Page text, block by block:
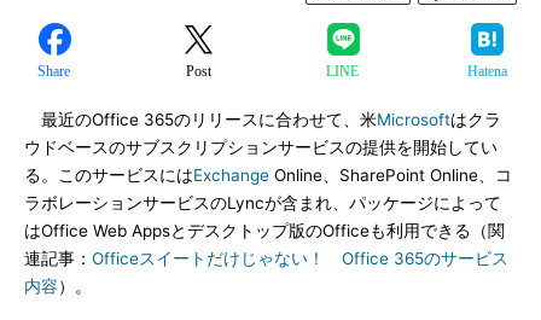
Share Post LINE Hatena
最近のOffice 365のリリースに合わせて、米Microsoftはクラ
ウドベースのサブスクリプションサービスの提供を開始してい
る。このサービスにはExchange Online、SharePoint Online、コ
ラボレーションサービスのLyncが含まれ、パッケージによって
はOffice Web Appsとデスクトップ版のOfficeも利用できる（関
連記事： Officeスイートだけじゃない！ Office 365のサービス
内容）。